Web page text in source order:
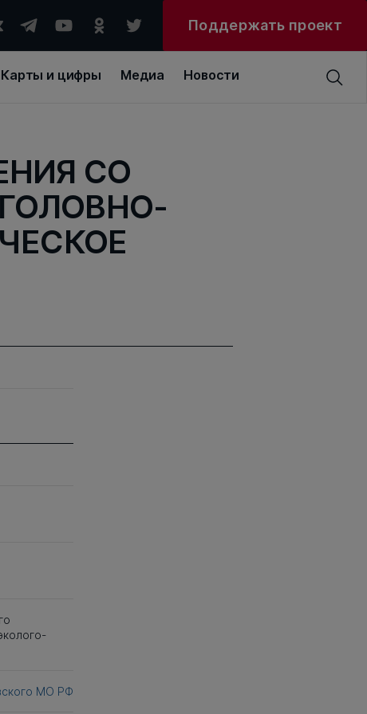
Поддержать проект
Карты и цифры Медиа Новости
СО
МО РФ